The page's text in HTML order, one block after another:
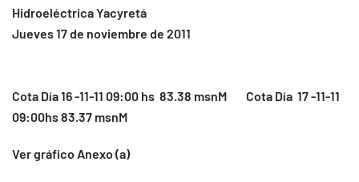
Hidroeléctrica Yacyretá
Jueves 17 de noviembre de 2011
Cota Día 16 -11-11 09:00 hs 83.38 msnM Cota Día 17 -11-11
09:00hs 83.37 msnM
Ver gráfico Anexo (a)